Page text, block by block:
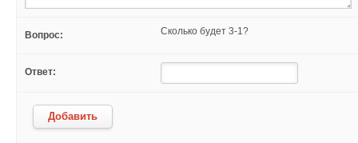
Вопрос: Сколько будет 3-1?
Ответ:
Добавить